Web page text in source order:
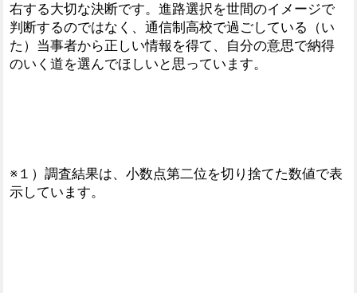
右する大切な決断です。進路選択を世間のイメージで
判断するのではなく、通信制高校で過ごしている（い
た）当事者から正しい情報を得て、自分の意思で納得
のいく道を選んでほしいと思っています。
※１）調査結果は、小数点第二位を切り捨てた数値で表
示しています。